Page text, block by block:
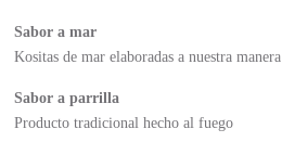
Sabor a mar
Kositas de mar elaboradas a nuestra manera
Sabor a parrilla
Producto tradicional hecho al fuego